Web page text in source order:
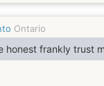
Ontario
honest frankly trust